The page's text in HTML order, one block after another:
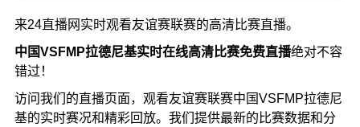
来24直播网实时观看友谊赛联赛的高清比赛直播。
中国VSFMP拉德尼基实时在线高清比赛免费直播绝对不容
错过！
访问我们的直播页面，观看友谊赛联赛中国VSFMP拉德尼
基的实时赛况和精彩回放。我们提供最新的比赛数据和分